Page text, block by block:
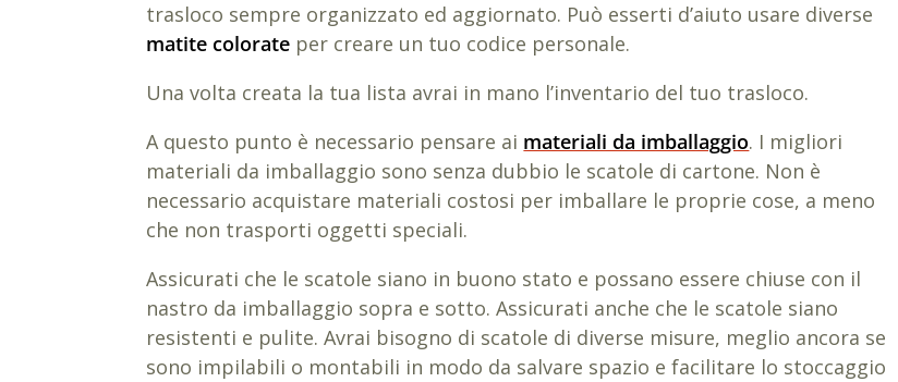
trasloco sempre organizzato ed aggiornato. Può esserti d’aiuto usare diverse
matite colorate per creare un tuo codice personale.
Una volta creata la tua lista avrai in mano l’inventario del tuo trasloco.
A questo punto è necessario pensare ai materiali da imballaggio. I migliori
materiali da imballaggio sono senza dubbio le scatole di cartone. Non è
necessario acquistare materiali costosi per imballare le proprie cose, a meno
che non trasporti oggetti speciali.
Assicurati che le scatole siano in buono stato e possano essere chiuse con il
nastro da imballaggio sopra e sotto. Assicurati anche che le scatole siano
resistenti e pulite. Avrai bisogno di scatole di diverse misure, meglio ancora se
sono impilabili o montabili in modo da salvare spazio e facilitare lo stoccaggio